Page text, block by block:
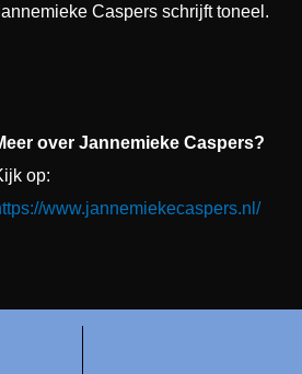
Caspers schrijft toneel.
over Jannemieke Caspers?
op:
www.jannemiekecaspers.nl/